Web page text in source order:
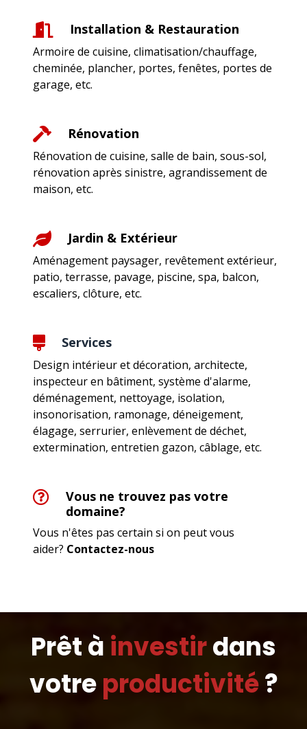
Installation & Restauration
Armoire de cuisine, climatisation/chauffage,
cheminée, plancher, portes, fenêtes, portes de
garage, etc.
Rénovation
Rénovation de cuisine, salle de bain, sous-sol,
rénovation après sinistre, agrandissement de
maison, etc.
Jardin & Extérieur
Aménagement paysager, revêtement extérieur,
patio, terrasse, pavage, piscine, spa, balcon,
escaliers, clôture, etc.
Services
Design intérieur et décoration, architecte,
inspecteur en bâtiment, système d'alarme,
déménagement, nettoyage, isolation,
insonorisation, ramonage, déneigement,
élagage, serrurier, enlèvement de déchet,
extermination, entretien gazon, câblage, etc.
Vous ne trouvez pas votre
domaine?
Vous n'êtes pas certain si on peut vous
aider? Contactez-nous
Prêt à investirdans
votreproductivité?